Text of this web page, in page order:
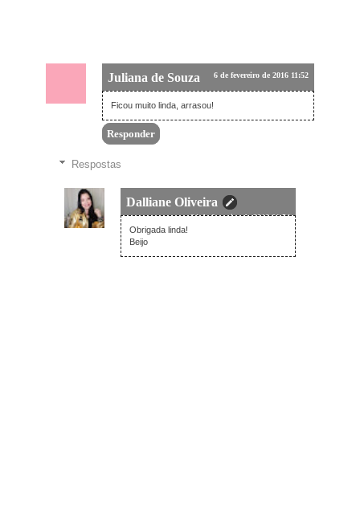
Juliana de Souza 6 de fevereiro de 2016 11:52
Ficou muito linda, arrasou!
Responder
Respostas
Dalliane Oliveira
24 de fevereiro de 2016 01:54
Obrigada linda!
Beijo